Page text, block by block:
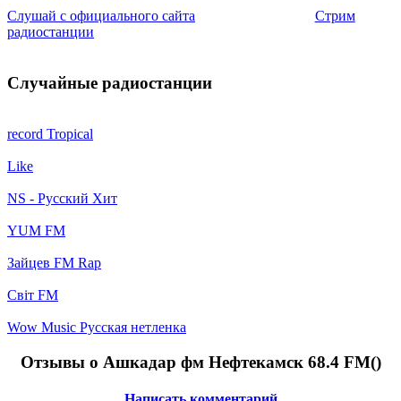
Слушай с официального сайта
Стрим
радиостанции
Случайные радиостанции
record Tropical
Like
NS - Русский Хит
YUM FM
Зайцев FM Rap
Світ FM
Wow Music Русская нетленка
Отзывы о Ашкадар фм Нефтекамск 68.4 FM()